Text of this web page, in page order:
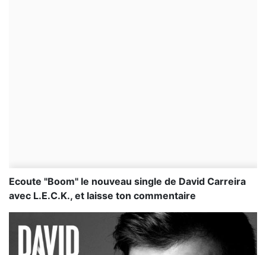
Ecoute "Boom" le nouveau single de David Carreira
avec L.E.C.K., et laisse ton commentaire